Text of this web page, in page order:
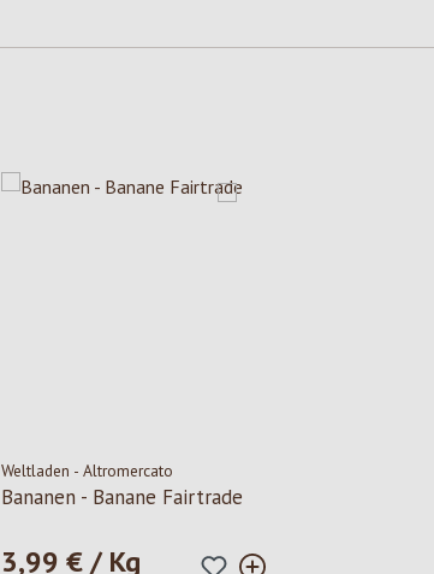
Weltladen - Altromercato
Bananen - Banane Fairtrade
Regulärer Preis:
3,99 € / Kg